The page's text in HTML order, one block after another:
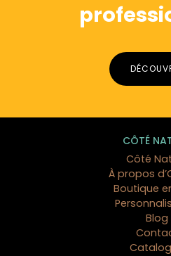
CÔTÉ
Côté
À propos
Boutique
Blog